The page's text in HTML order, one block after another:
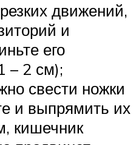
движений,
и
его
– 2 см);
свести ножки
и выпрямить их
кишечник